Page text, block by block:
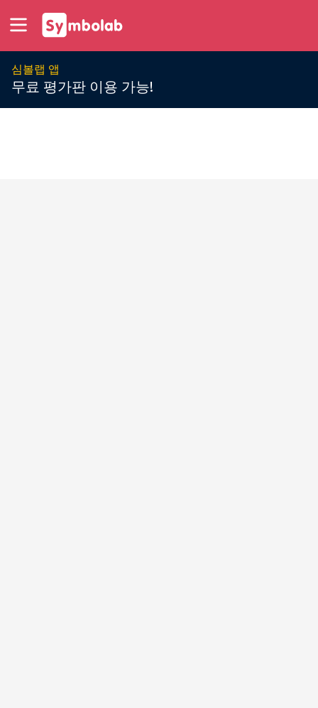
심볼랩 앱
무료 평가판 이용 가능!